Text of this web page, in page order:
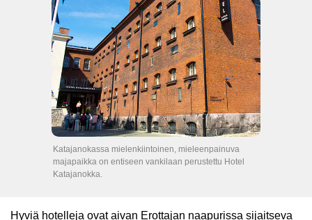
Katajanokassa mielenkiintoinen, mieleenpainuva
majapaikka on entiseen vankilaan perustettu Hotel
Katajanokka.
Hyviä hotelleja ovat aivan Erottajan naapurissa sijaitseva